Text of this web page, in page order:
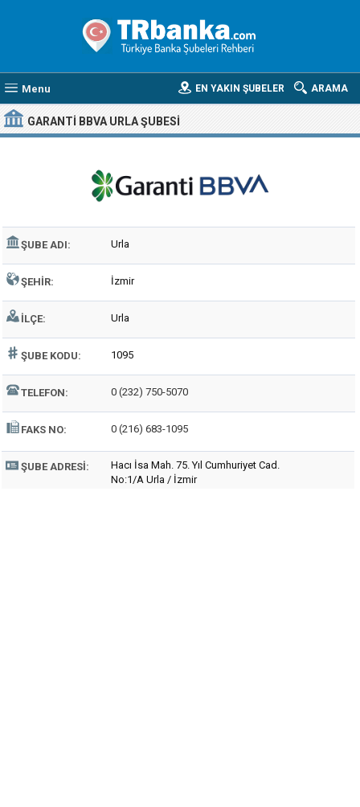
Menu ARAMA
EN YAKIN ŞUBELER
GARANTI BBVA URLA ŞUBESI
ŞUBE ADI: Urla
ŞEHIR: İzmir
İLÇE: Urla
ŞUBE KODU: 1095
TELEFON: 0 (232) 750-5070
FAKS NO: 0 (216) 683-1095
ŞUBE ADRESI:
Hacı İsa Mah. 75. Yıl Cumhuriyet Cad.
No:1/A Urla / İzmir